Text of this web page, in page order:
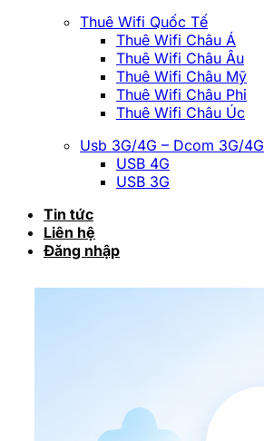
Thuê Wifi Quốc Tế
Thuê Wifi Châu Á
Thuê Wifi Châu Âu
Thuê Wifi Châu Mỹ
Thuê Wifi Châu Phi
Thuê Wifi Châu Úc
Usb 3G/4G – Dcom 3G/4G
USB 4G
USB 3G
Tin tức
Liên hệ
Đăng nhập